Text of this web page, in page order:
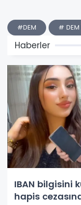
#DEM #
Haberler
IBAN bilgisini
hapis